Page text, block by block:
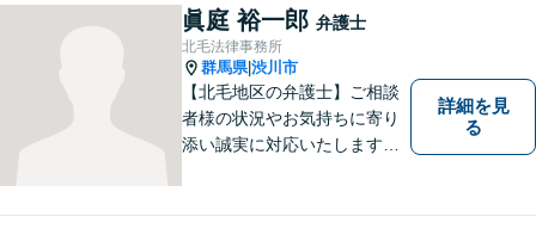
す。お気軽にご相談くださ
い。
眞庭 裕一郎 弁護士
北毛法律事務所
群馬県|渋川市
【北毛地区の弁護士】ご相談
者様の状況やお気持ちに寄り
添い誠実に対応いたします。
対応します
詳細を見
る